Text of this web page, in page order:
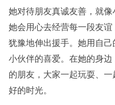
她对待朋友真诚友善，就像
她会用心去经营每一段友
犹豫地伸出援手。她用自
小伙伴的喜爱。在她的身
的朋友，大家一起玩耍、
好的时光。